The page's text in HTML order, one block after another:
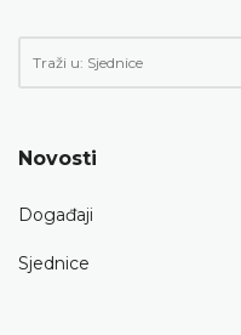
Novosti
Događaji
Sjednice